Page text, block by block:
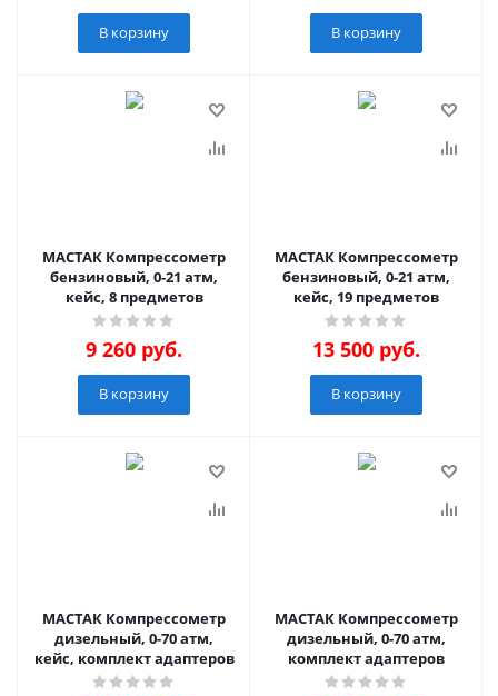
В корзину В корзину
МАСТАК Компрессометр
бензиновый, 0-21 атм,
кейс, 8 предметов
9 260 руб.
В корзину
МАСТАК Компрессометр
бензиновый, 0-21 атм,
кейс, 19 предметов
13 500 руб.
В корзину
МАСТАК Компрессометр
дизельный, 0-70 атм,
кейс, комплект адаптеров
МАСТАК Компрессометр
дизельный, 0-70 атм,
комплект адаптеров